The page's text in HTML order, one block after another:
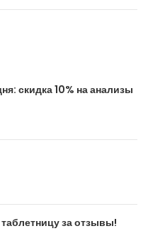
скидка 10% на анализы
за отзывы!